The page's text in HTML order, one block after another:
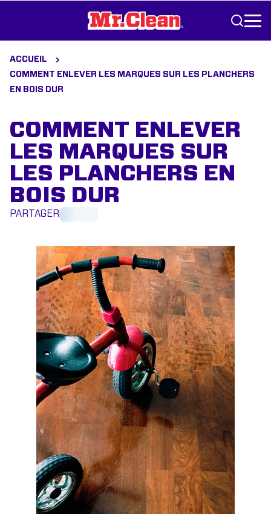
Aller au contenu
ACCUEIL
COMMENT ENLEVER LES MARQUES SUR LES PLANCHERS
EN BOIS DUR
COMMENT ENLEVER
LES MARQUES SUR
LES PLANCHERS EN
BOIS DUR
PARTAGER